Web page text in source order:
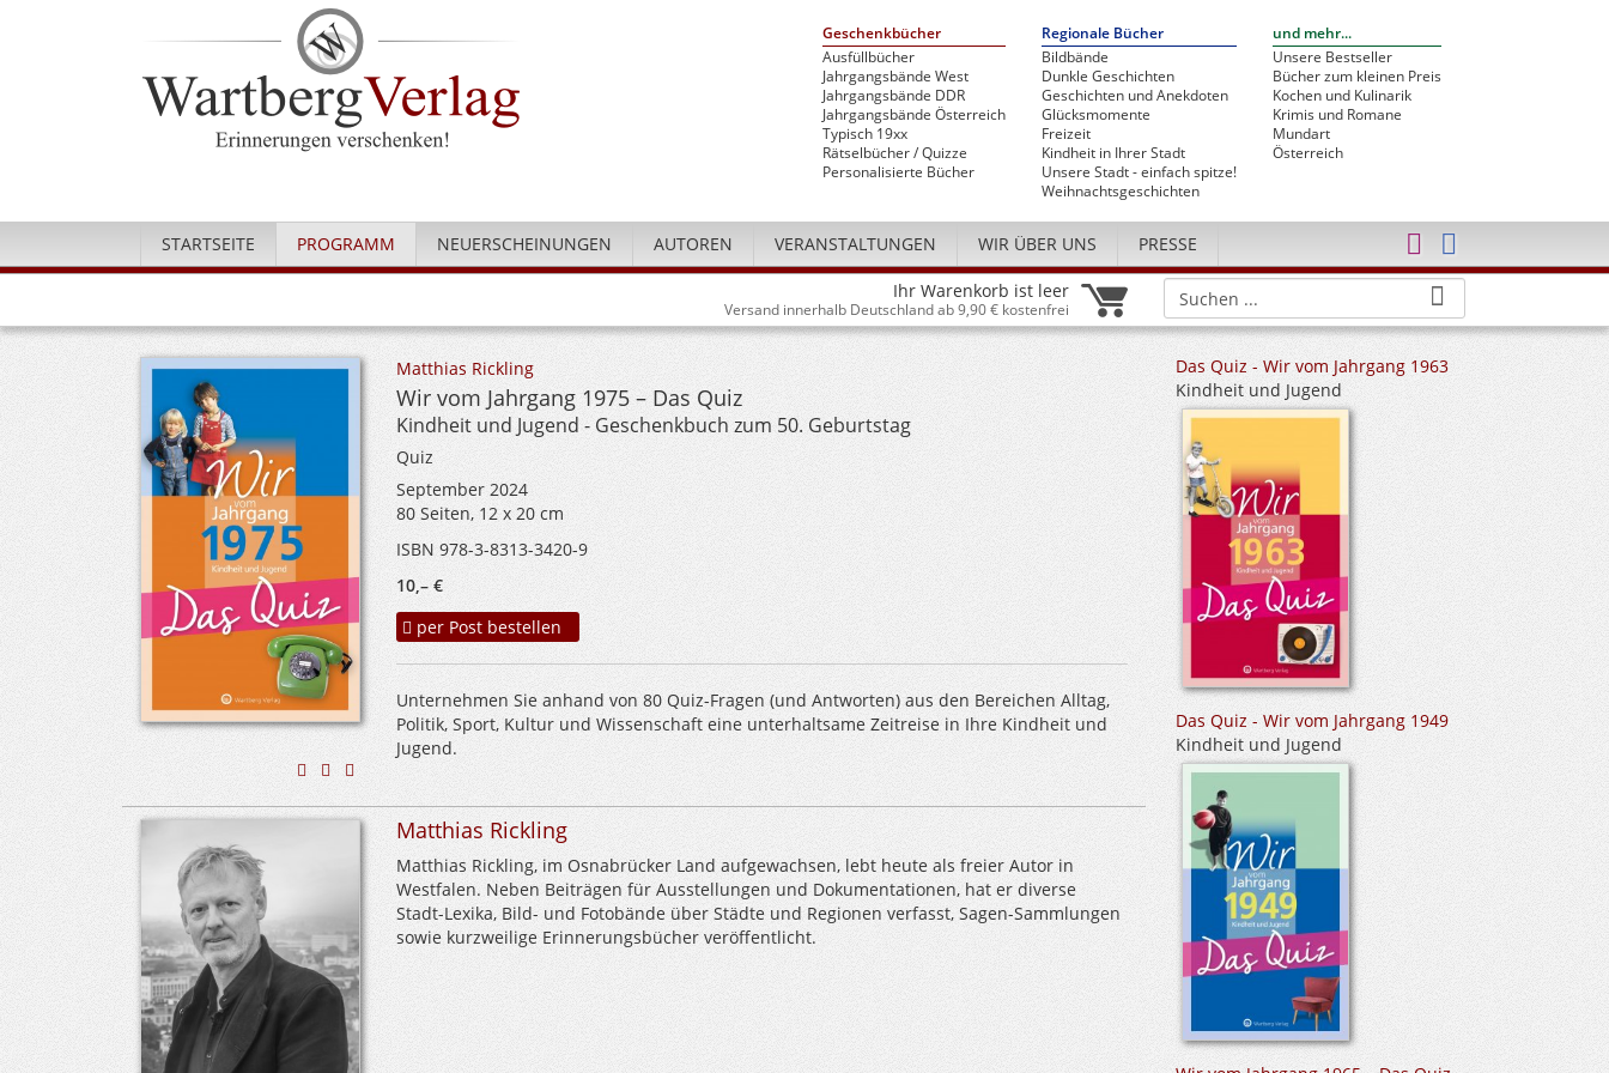
Geschenkbücher
Ausfüllbücher
Jahrgangsbände West
Jahrgangsbände DDR
Jahrgangsbände Österreich
Typisch 19xx
Rätselbücher / Quizze
Personalisierte Bücher
Regionale Bücher
Bildbände
Dunkle Geschichten
Geschichten und Anekdoten
Glücksmomente
Freizeit
Kindheit in Ihrer Stadt
Unsere Stadt - einfach spitze!
Weihnachtsgeschichten
und mehr...
Unsere Bestseller
Bücher zum kleinen Preis
Kochen und Kulinarik
Krimis und Romane
Mundart
Österreich
STARTSEITE PROGRAMM NEUERSCHEINUNGEN AUTOREN VERANSTALTUNGEN WIR ÜBER UNS PRESSE
Ihr Warenkorb ist leer
Versand innerhalb Deutschland ab 9,90 € kostenfrei
Matthias Rickling
Wir vom Jahrgang 1975 – Das Quiz
Kindheit und Jugend - Geschenkbuch zum 50. Geburtstag
Quiz
September 2024
80 Seiten, 12 x 20 cm
ISBN 978-3-8313-3420-9
10,– €
per Post bestellen
Unternehmen Sie anhand von 80 Quiz-Fragen (und Antworten) aus den Bereichen Alltag,
Politik, Sport, Kultur und Wissenschaft eine unterhaltsame Zeitreise in Ihre Kindheit und
Jugend.
Matthias Rickling
Matthias Rickling, im Osnabrücker Land aufgewachsen, lebt heute als freier Autor in
Westfalen. Neben Beiträgen für Ausstellungen und Dokumentationen, hat er diverse
Stadt-Lexika, Bild- und Fotobände über Städte und Regionen verfasst, Sagen-Sammlungen
sowie kurzweilige Erinnerungsbücher veröffentlicht.
Das Quiz - Wir vom Jahrgang 1963
Kindheit und Jugend
Das Quiz - Wir vom Jahrgang 1949
Kindheit und Jugend